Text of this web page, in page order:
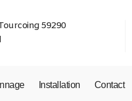
59290
Installation Contact